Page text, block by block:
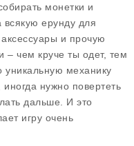
монетки и
ерунду для
и прочую
– чем круче ты одет, тем
механику
нужно повертеть
дальше. И это
игру очень